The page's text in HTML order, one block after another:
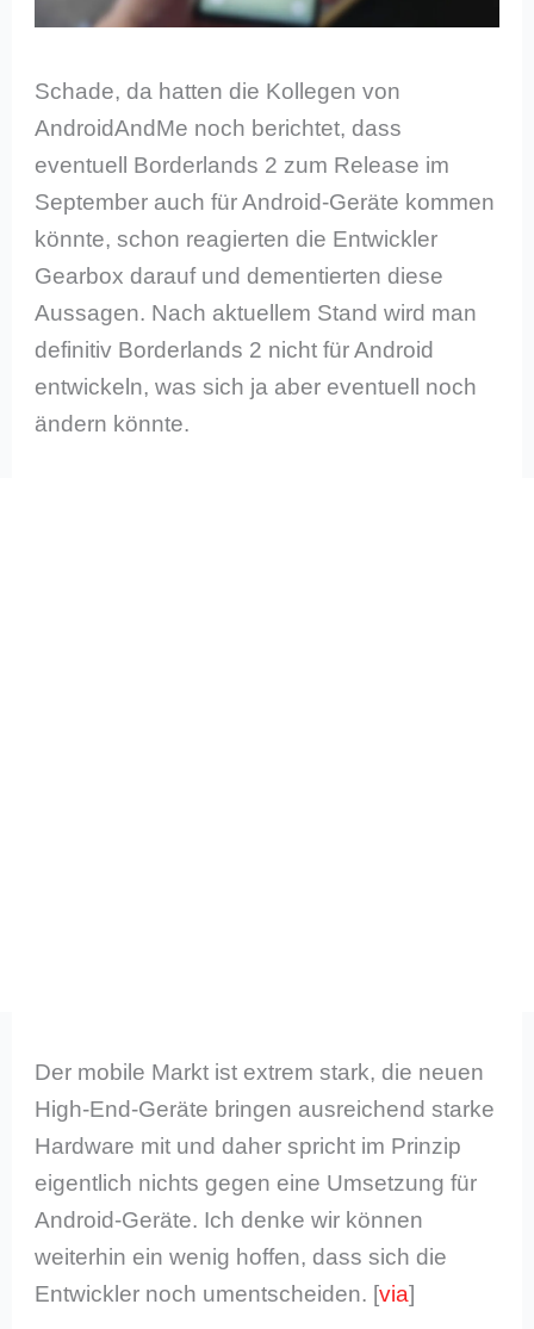
Schade, da hatten die Kollegen von
AndroidAndMe noch berichtet, dass
eventuell Borderlands 2 zum Release im
September auch für Android-Geräte kommen
könnte, schon reagierten die Entwickler
Gearbox darauf und dementierten diese
Aussagen. Nach aktuellem Stand wird man
definitiv Borderlands 2 nicht für Android
entwickeln, was sich ja aber eventuell noch
ändern könnte.
Der mobile Markt ist extrem stark, die neuen
High-End-Geräte bringen ausreichend starke
Hardware mit und daher spricht im Prinzip
eigentlich nichts gegen eine Umsetzung für
Android-Geräte. Ich denke wir können
weiterhin ein wenig hoffen, dass sich die
Entwickler noch umentscheiden. [via]